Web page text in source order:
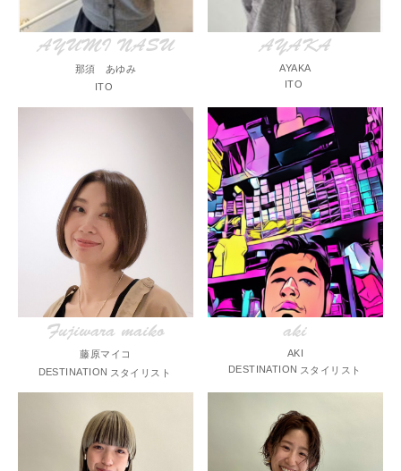
AYUMI NASU
那須 あゆみ
ITO
AYAKA
AYAKA
ITO
Fujiwara maiko
藤原マイコ
DESTINATION スタイリスト
aki
AKI
DESTINATION スタイリスト